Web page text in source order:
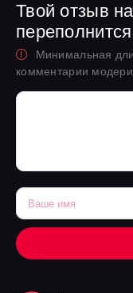
Твой отзыв
переполнится
Минимальная
комментарии